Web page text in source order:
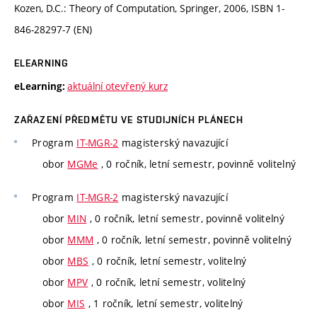
Kozen, D.C.: Theory of Computation, Springer, 2006, ISBN 1-
846-28297-7 (EN)
ELEARNING
eLearning: aktuální otevřený kurz
ZAŘAZENÍ PŘEDMĚTU VE STUDIJNÍCH PLÁNECH
Program IT-MGR-2 magisterský navazující
obor MGMe , 0 ročník, letní semestr, povinně volitelný
Program IT-MGR-2 magisterský navazující
obor MIN , 0 ročník, letní semestr, povinně volitelný
obor MMM , 0 ročník, letní semestr, povinně volitelný
obor MBS , 0 ročník, letní semestr, volitelný
obor MPV , 0 ročník, letní semestr, volitelný
obor MIS , 1 ročník, letní semestr, volitelný